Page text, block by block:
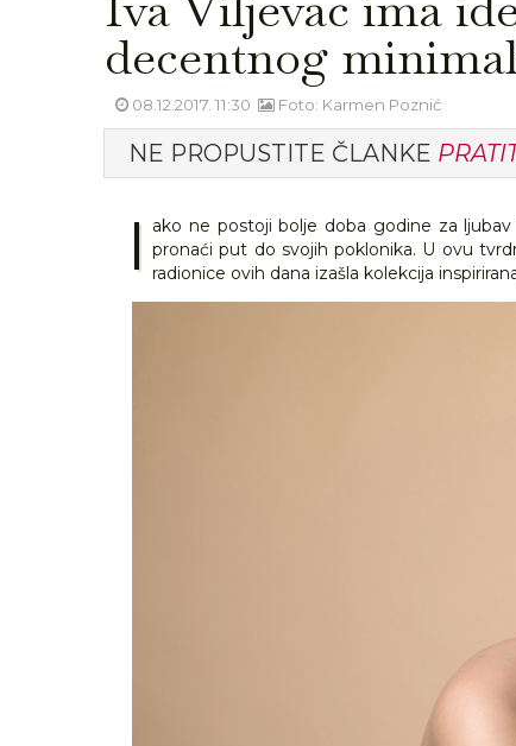
decentnog
08.12.2017. 11:30 Foto: Karmen Poznić
NE PROPUSTITE ČLANKE
I ako ne postoji bolje doba godine za
pronaći put do svojih poklonika. U ovu
radionice ovih dana izašla kolekcija